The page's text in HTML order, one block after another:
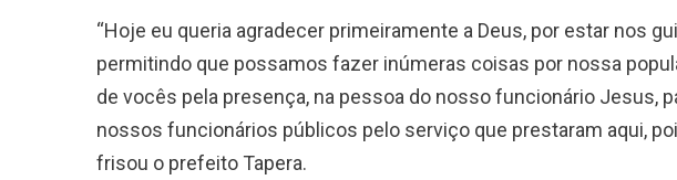
“Hoje eu queria agradecer primeiramente a Deus, por estar nos
permitindo que possamos fazer inúmeras coisas por nossa
de vocês pela presença, na pessoa do nosso funcionário Jesus,
nossos funcionários públicos pelo serviço que prestaram aqui,
frisou o prefeito Tapera.